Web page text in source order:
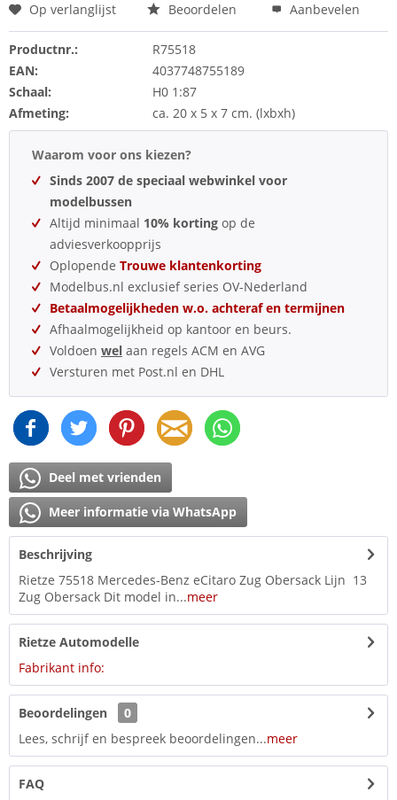
Op verlanglijst Beoordelen Aanbevelen
Productnr.:
R75518
EAN:
4037748755189
Schaal:
H0 1:87
Afmeting:
ca. 20 x 5 x 7 cm. (lxbxh)
Waarom voor ons kiezen?
Sinds 2007 de speciaal webwinkel voor
modelbussen
Altijd minimaal 10% korting op de
adviesverkoopprijs
Oplopende Trouwe klantenkorting
Modelbus.nl exclusief series OV-Nederland
Betaalmogelijkheden w.o. achteraf en termijnen
Afhaalmogelijkheid op kantoor en beurs.
Voldoen wel aan regels ACM en AVG
Versturen met Post.nl en DHL
Deel met vrienden
Meer informatie via WhatsApp
Beschrijving
Rietze 75518 Mercedes-Benz eCitaro Zug Obersack Lijn 13
Zug Obersack Dit model in...meer
Rietze Automodelle
Fabrikant info:
Beoordelingen
0
Lees, schrijf en bespreek beoordelingen...meer
FAQ